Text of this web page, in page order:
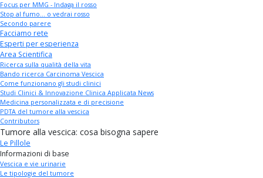
Focus per MMG - Indaga il rosso
Stop al fumo... o vedrai rosso
Secondo parere
Facciamo rete
Esperti per esperienza
Area Scientifica
Ricerca sulla qualità della vita
Bando ricerca Carcinoma Vescica
Come funzionano gli studi clinici
Studi Clinici & Innovazione Clinica Applicata News
Medicina personalizzata e di precisione
PDTA del tumore alla vescica
Contributors
Tumore alla vescica: cosa bisogna sapere
Le Pillole
Informazioni di base
Vescica e vie urinarie
Le tipologie del tumore